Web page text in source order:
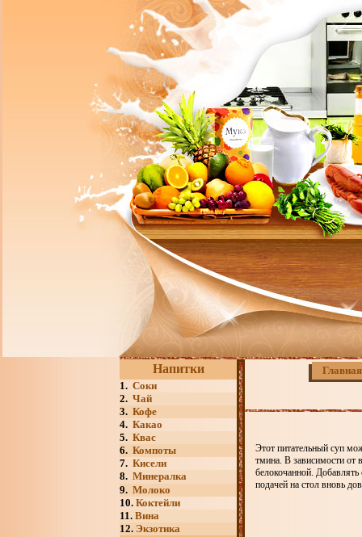
Напитки
1. Соки
2. Чай
3. Кофе
4. Какао
5. Квас
6. Компоты
7. Кисели
8. Минералка
9. Молоко
10. Коктейли
11. Вина
12. Экзотика
Главная
Этот питательный суп
тмина. В зависимости от
белокочанной.
подачей на стол вновь